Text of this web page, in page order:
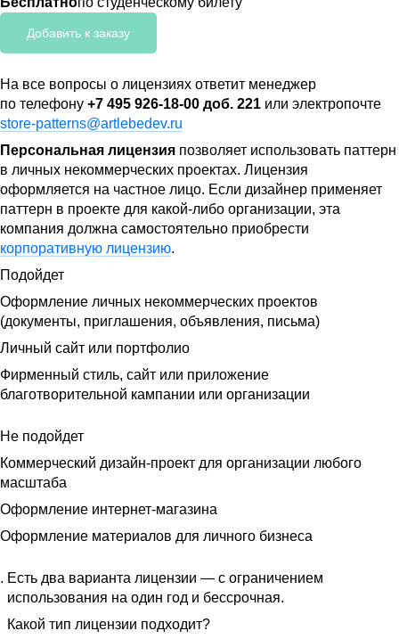
Добавить к заказу
На все вопросы о лицензиях ответит менеджер
по телефону +7 495 926-18-00 доб. 221 или электропочте
store-patterns@artlebedev.ru
Персональная лицензия позволяет использовать паттерн
в личных некоммерческих проектах. Лицензия
оформляется на частное лицо. Если дизайнер применяет
паттерн в проекте для какой-либо организации, эта
компания должна самостоятельно приобрести
корпоративную лицензию.
Подойдет
Оформление личных некоммерческих проектов
(документы, приглашения, объявления, письма)
Личный сайт или портфолио
Фирменный стиль, сайт или приложение
благотворительной кампании или организации
Не подойдет
Коммерческий дизайн-проект для организации любого
масштаба
Оформление интернет-магазина
Оформление материалов для личного бизнеса
Есть два варианта лицензии — с ограничением
использования на один год и бессрочная.
Какой тип лицензии подходит?